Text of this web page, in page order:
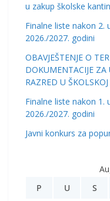
u zakup školske
Finalne liste nakon 2.
2026./2027. godini
OBAVJEŠTENJE O
DOKUMENTACIJE ZA
RAZRED U
Finalne liste nakon 1.
2026./2027. godini
Javni konkurs za
P
U S